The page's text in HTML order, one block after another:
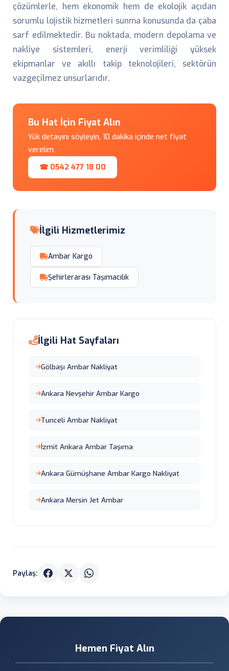
çözümlerle, hem ekonomik hem de ekolojik açıdan
sorumlu lojistik hizmetleri sunma konusunda da çaba
sarf edilmektedir. Bu noktada, modern depolama ve
nakliye sistemleri, enerji verimliliği yüksek
ekipmanlar ve akıllı takip teknolojileri, sektörün
vazgeçilmez unsurlarıdır.
Bu Hat İçin Fiyat Alın
Yük detayını söyleyin, 10 dakika içinde net fiyat
verelim.
☎ 0542 477 18 00
İlgili Hizmetlerimiz
Ambar Kargo
Şehirlerarası Taşımacılık
İlgili Hat Sayfaları
Gölbaşı Ambar Nakliyat
Ankara Nevşehir Ambar Kargo
Tunceli Ambar Nakliyat
İzmit Ankara Ambar Taşıma
Ankara Gümüşhane Ambar Kargo Nakliyat
Ankara Mersin Jet Ambar
Paylaş:
Hemen Fiyat Alın